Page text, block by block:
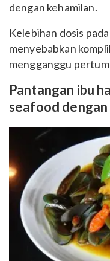
dengan kehamilan.
Kelebihan dosis
menyebabkan
mengganggu
Pantangan ibu
seafood